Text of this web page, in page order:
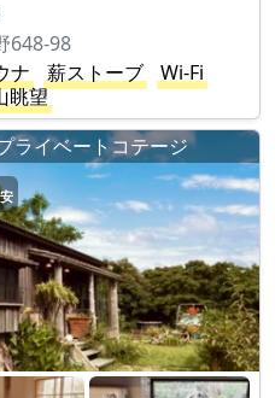
648-98
ナ 薪ストーブ
Wi-Fi
眺望
ライベートコテージ